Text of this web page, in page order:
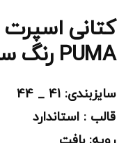
کتانی اسپرت
PUMA رنگ سفید طلایی
سایزبندی: 41 _ 44
قالب : استاندارد